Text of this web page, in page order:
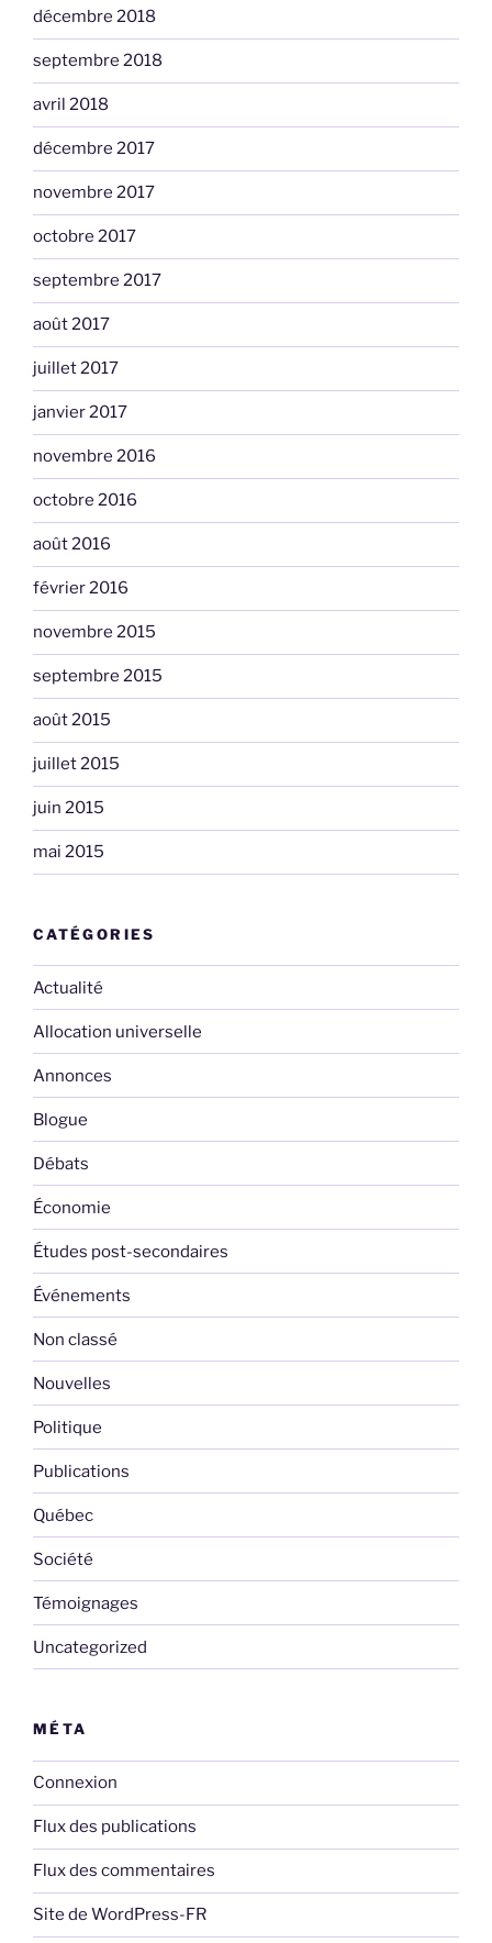
décembre 2018
septembre 2018
avril 2018
décembre 2017
novembre 2017
octobre 2017
septembre 2017
août 2017
juillet 2017
janvier 2017
novembre 2016
octobre 2016
août 2016
février 2016
novembre 2015
septembre 2015
août 2015
juillet 2015
juin 2015
mai 2015
CATÉGORIES
Actualité
Allocation universelle
Annonces
Blogue
Débats
Économie
Études post-secondaires
Événements
Non classé
Nouvelles
Politique
Publications
Québec
Société
Témoignages
Uncategorized
MÉTA
Connexion
Flux des publications
Flux des commentaires
Site de WordPress-FR